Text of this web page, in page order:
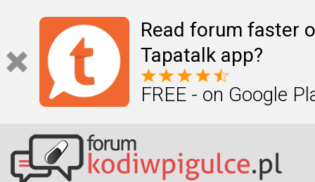
Read forum faster
Tapatalk app?
FREE - on Google